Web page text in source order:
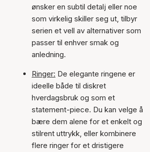
ønsker en subtil detalj eller noe
som virkelig skiller seg ut, tilbyr
serien et vell av alternativer som
passer til enhver smak og
anledning.
Ringer: De elegante ringene er
ideelle både til diskret
hverdagsbruk og som et
statement-piece. Du kan velge å
bære dem alene for et enkelt og
stilrent uttrykk, eller kombinere
flere ringer for et dristigere